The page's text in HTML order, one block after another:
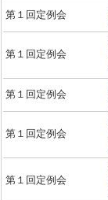
第１回定例会
第１回定例会
第１回定例会
第１回定例会
第１回定例会